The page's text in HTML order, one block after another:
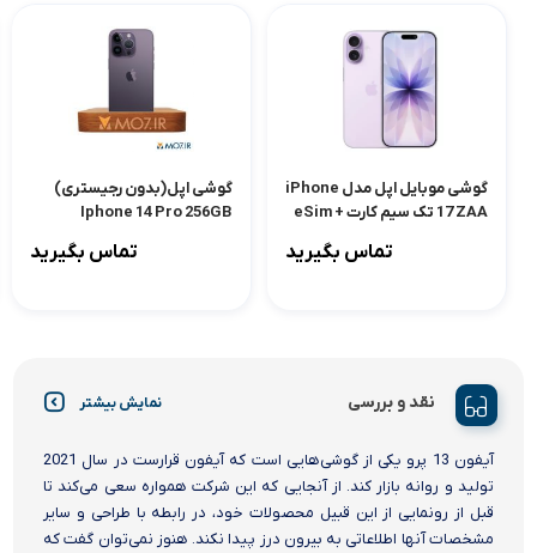
گوشی موبایل اپل مدل iPhone
17 ZAA تک سیم کارت + eSim
گیگابایت – نات اکتیوتماس بگیرید
گوشی اپل(بدون رجیستری)
Iphone 14 Pro 256GB
تماس بگیرید
نقد و بررسی نمایش بیشتر
آیفون 13 پرو یکی از گوشی‌هایی است که آیفون قرارست در سال 2021
تولید و روانه بازار کند. از آنجایی که این شرکت همواره سعی می‌کند تا
قبل از رونمایی از این قبیل محصولات خود، در رابطه با طراحی و سایر
مشخصات آنها اطلاعاتی به بیرون درز پیدا نکند. هنوز نمی‌توان گفت که